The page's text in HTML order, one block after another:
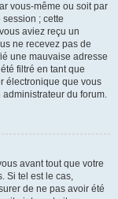
vous-même ou soit par
; cette
aviez reçu un
ne recevez pas de
une mauvaise adresse
filtré en tant que
électronique que vous
du forum.
avant tout que votre
Si tel est le cas,
de ne pas avoir été